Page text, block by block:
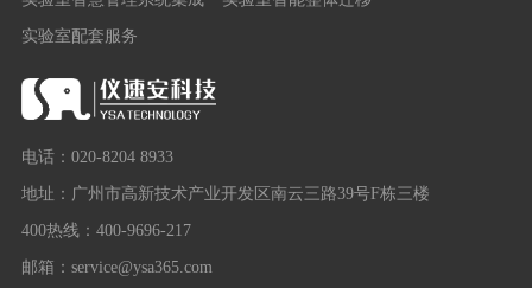
实验室配套服务
电话：020-8204 8933
地址：广州市高新技术产业开发区南云三路39号F栋三楼
400热线：400-9696-217
邮箱：service@ysa365.com